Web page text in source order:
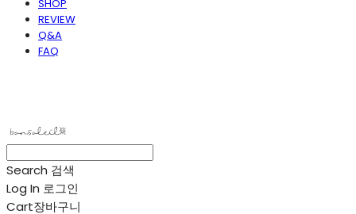
SHOP
REVIEW
Q&A
FAQ
Search 검색
Log In 로그인
Cart장바구니